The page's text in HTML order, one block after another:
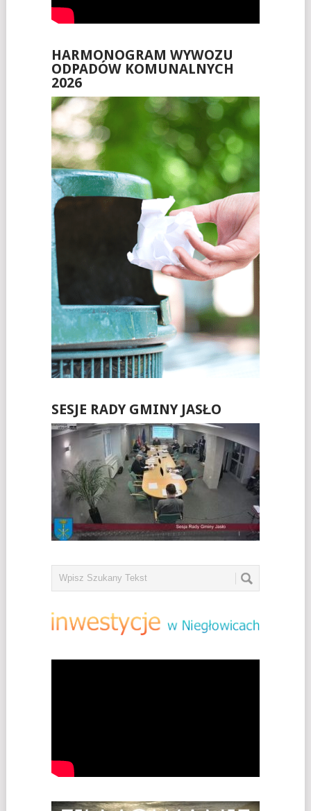
HARMONOGRAM WYWOZU
ODPADÓW KOMUNALNYCH
2026
SESJE RADY GMINY JASŁO